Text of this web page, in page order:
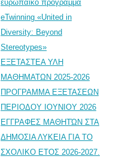
ευρωπαϊκό πρόγραμμα
eTwinning «United in
Diversity: Beyond
Stereotypes»
ΕΞΕΤΑΣΤΕΑ ΥΛΗ
ΜΑΘΗΜΑΤΩΝ 2025-2026
ΠΡΟΓΡΑΜΜΑ ΕΞΕΤΑΣΕΩΝ
ΠΕΡΙΟΔΟΥ ΙΟΥΝΙΟΥ 2026
ΕΓΓΡΑΦΕΣ ΜΑΘΗΤΏΝ ΣΤΑ
ΔΗΜΟΣΙΑ ΛΥΚΕΙΑ ΓΙΑ ΤΟ
ΣΧΟΛΙΚΟ ΕΤΟΣ 2026-2027.